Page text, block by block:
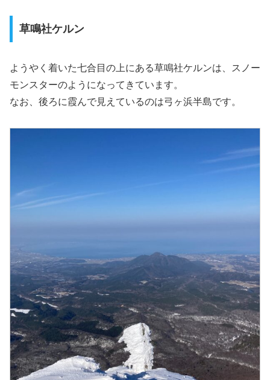
草鳴社ケルン
ようやく着いた七合目の上にある草鳴社ケルンは、スノー
モンスターのようになってきています。
なお、後ろに霞んで見えているのは弓ヶ浜半島です。